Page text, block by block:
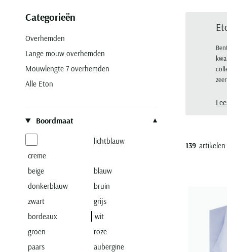
Categorieën
Overhemden
Lange mouw overhemden
Mouwlengte 7 overhemden
Alle Eton
Boordmaat
creme
lichtblauw
beige
blauw
donkerblauw
bruin
zwart
grijs
bordeaux
wit
groen
roze
paars
aubergine
139 artikelen